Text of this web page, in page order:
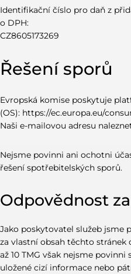
Identifikační číslo pro daň z
o DPH:
CZ8605173269
Řešení sporů
Evropská komise poskytuje
(OS): https://ec.europa.eu/
Naši e-mailovou adresu
Nejsme povinni ani ochotni
řešení spotřebitelských sporů.
Odpovědnost
Jako poskytovatel služeb jsme
za vlastní obsah těchto stránek
až 10 TMG však nejsme
uložené cizí informace nebo